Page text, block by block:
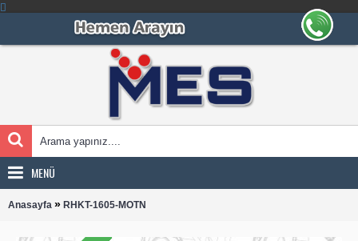
MENÜ
Anasayfa » RHKT-1605-MOTN